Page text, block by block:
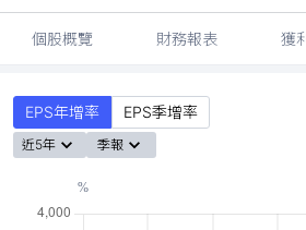
個股概覽 財務報表 獲
EPS年增率 EPS季增率
近5年 季報